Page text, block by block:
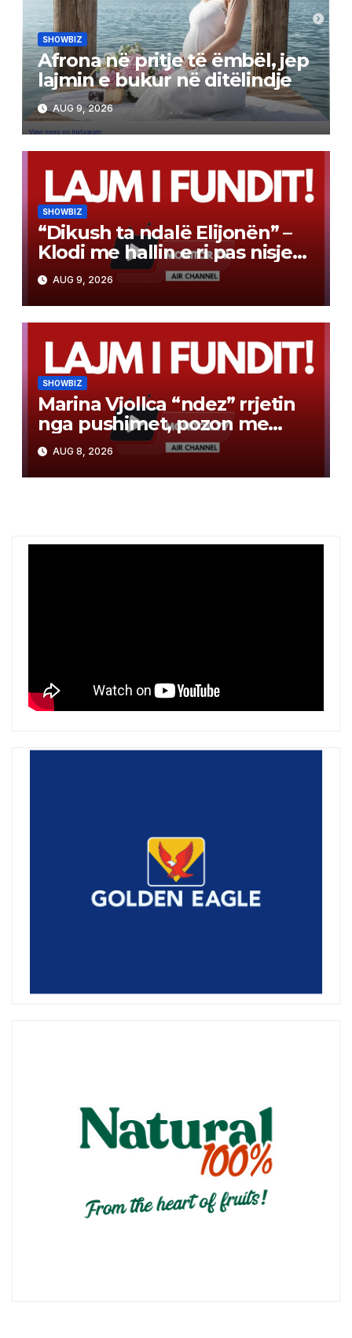
SHOWBIZ
Afrona në pritje të ëmbël, jep
lajmin e bukur në ditëlindje
AUG 9, 2026
SHOWBIZ
“Dikush ta ndalë Elijonën” –
Klodi me hallin e ri pas nisjes
së bashkëjetesës
AUG 9, 2026
SHOWBIZ
Marina Vjollca “ndez” rrjetin
nga pushimet, pozon me
bikini pranë detit
AUG 8, 2026